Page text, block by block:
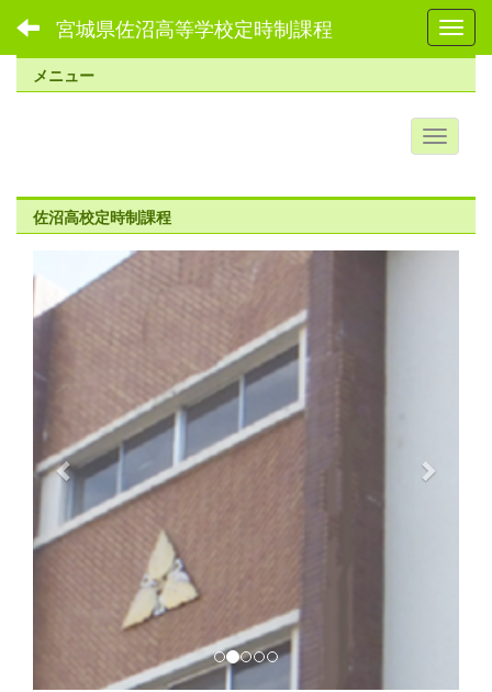
宮城県佐沼高等学校定時制課程
メニュー
佐沼高校定時制課程
r
u
s